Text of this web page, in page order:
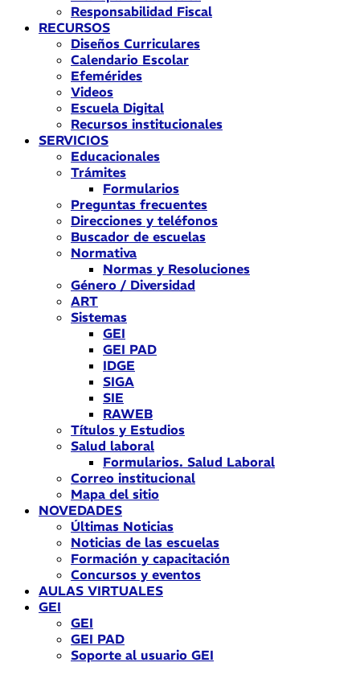
Responsabilidad Fiscal
RECURSOS
Diseños Curriculares
Calendario Escolar
Efemérides
Videos
Escuela Digital
Recursos institucionales
SERVICIOS
Educacionales
Trámites
Formularios
Preguntas frecuentes
Direcciones y teléfonos
Buscador de escuelas
Normativa
Normas y Resoluciones
Género / Diversidad
ART
Sistemas
GEI
GEI PAD
IDGE
SIGA
SIE
RAWEB
Títulos y Estudios
Salud laboral
Formularios. Salud Laboral
Correo institucional
Mapa del sitio
NOVEDADES
Últimas Noticias
Noticias de las escuelas
Formación y capacitación
Concursos y eventos
AULAS VIRTUALES
GEI
GEI
GEI PAD
Soporte al usuario GEI